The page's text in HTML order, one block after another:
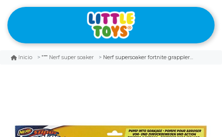
Inicio Nerf super soaker Nerf supersoaker fortnite grappler soaker